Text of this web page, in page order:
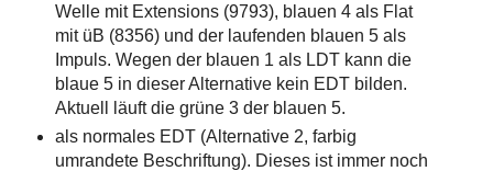
Ihre
Browsereinstellungen
oder
Ihre
Internetverbindung
und
Sie
Welle mit Extensions (9793), blauen 4 als Flat
mit üB (8356) und der laufenden blauen 5 als
Impuls. Wegen der blauen 1 als LDT kann die
blaue 5 in dieser Alternative kein EDT bilden.
Aktuell läuft die grüne 3 der blauen 5.
als normales EDT (Alternative 2, farbig
umrandete Beschriftung). Dieses ist immer noch